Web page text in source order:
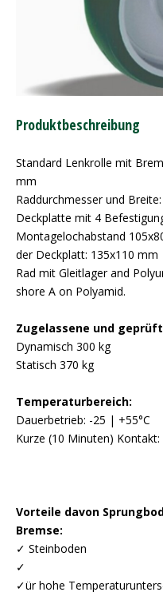
Produktbeschreibung
Standard Lenkrolle mit
mm
Raddurchmesser und
Deckplatte mit 4
Montagelochabstand
der Deckplatt: 135x110 mm
Rad mit Gleitlager and
shore A on Polyamid.
Zugelassene und
Dynamisch 300 kg
Statisch 370 kg
Temperaturbereich:
Dauerbetrieb: -25 | +55°C
Kurze (10 Minuten)
Vorteile davon
Bremse:
✓ Steinboden
✓
✓ür hohe